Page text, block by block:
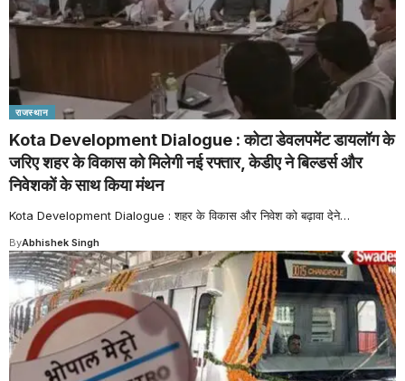
राजस्थान
Kota Development Dialogue : कोटा डेवलपमेंट डायलॉग के
जरिए शहर के विकास को मिलेगी नई रफ्तार, केडीए ने बिल्डर्स और
निवेशकों के साथ किया मंथन
Kota Development Dialogue : शहर के विकास और निवेश को बढ़ावा देने…
ByAbhishek Singh